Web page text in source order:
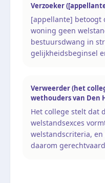
Verzoeker
[appellante] betoogt
woning geen
bestuursdwang in
gelijkheidsbeginsel
Verweerder (het
wethouders van Den
Het college stelt dat
welstandsexces
welstandscriteria,
daarom